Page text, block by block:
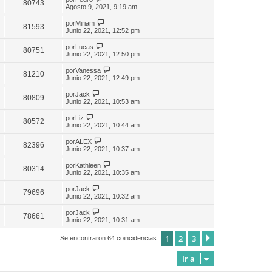
80743
Agosto 9, 2021, 9:19 am
81593 porMiriam
Junio 22, 2021, 12:52 pm
80751 porLucas
Junio 22, 2021, 12:50 pm
81210 porVanessa
Junio 22, 2021, 12:49 pm
80809 porJack
Junio 22, 2021, 10:53 am
80572 porLiz
Junio 22, 2021, 10:44 am
82396 porALEX
Junio 22, 2021, 10:37 am
80314 porKathleen
Junio 22, 2021, 10:35 am
79696 porJack
Junio 22, 2021, 10:32 am
78661 porJack
Junio 22, 2021, 10:31 am
Se encontraron 64 coincidencias 1 2 3
Ir a